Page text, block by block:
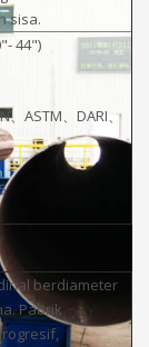
sisa.
44")
、ASTM、DARI、
berdiameter
Pabrik